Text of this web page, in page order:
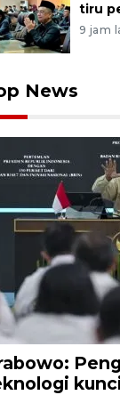
tiru
9 jam
News